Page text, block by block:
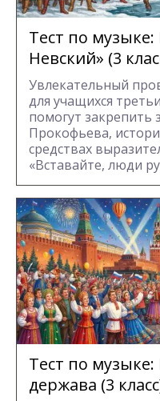
Тест по музыке:
Невский» (3
Увлекательный
для учащихся
помогут закрепить
Прокофьева,
средствах
«Вставайте, люди
Тест по музыке:
держава (3